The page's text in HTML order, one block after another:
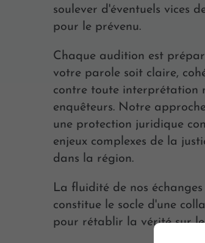
soulever d'éventuels vices
pour le prévenu.
Chaque audition est
votre parole soit claire,
contre toute interprétation
enquêteurs. Notre
une protection juridique
enjeux complexes de la
dans la région.
La fluidité de nos
constitue le socle d'une
pour rétablir la vérité sur